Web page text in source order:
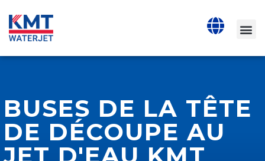
BUSES DE LA TÊTE
DE DÉCOUPE AU